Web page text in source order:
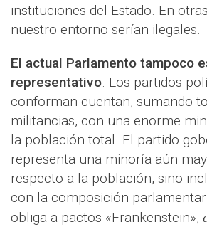
instituciones del Estado. En
nuestro entorno serían ilegales.
El actual Parlamento tampoco
representativo. Los partidos
conforman cuentan, sumando
militancias, con una enorme
la población total. El partido
representa una minoría aún
respecto a la población, sino
con la composición
obliga a pactos «Frankenstein»,